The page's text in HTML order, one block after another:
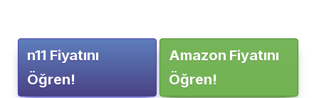
n11 Fiyatını
Öğren!
Amazon Fiyatını
Öğren!